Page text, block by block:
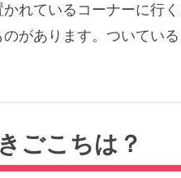
れているコーナーに行
があります。ついてい
ごこちは？